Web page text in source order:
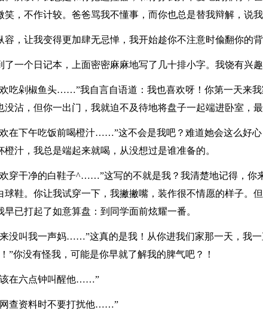
笑，不作计较。爸爸骂我不懂事，而你也总是替我辩解，说我
容，让我变得更加肆无忌惮，我开始趁你不注意时偸翻你的背
了一个日记本，上面密密麻麻地写了几十排小字。我饶有兴趣
吃剁椒鱼头……”我自言自语道：我也喜欢呀！你第一天来
没沾，但你一出门，我就迫不及待地将盘子一起端进卧室，最
在下午吃饭前喝橙汁……”这不会是我吧？难道她会这么好
橙汁，我总是端起来就喝，从没想过是谁准备的。
穿干净的白鞋子^……”这写的不就是我？我清楚地记得，你
球鞋。你让我试穿一下，我撇撇嘴，装作很不情愿的样子。
早已打起了如意算盘：到同学面前炫耀一番。
没叫我一声妈……”这真的是我！从你进我们家那一天，我一
”你没有怪我，可能是你早就了解我的脾气吧？！
在六点钟叫醒他……”
查资料时不要打扰他……”